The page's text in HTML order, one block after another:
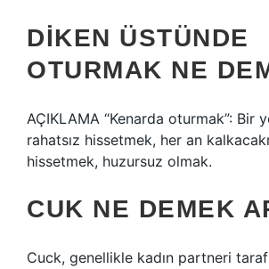
DIKEN ÜSTÜNDE
OTURMAK NE
AÇIKLAMA “Kenarda oturmak”: Bir
rahatsız hissetmek, her an
hissetmek, huzursuz olmak.
CUK NE DEMEK
Cuck, genellikle kadın partneri